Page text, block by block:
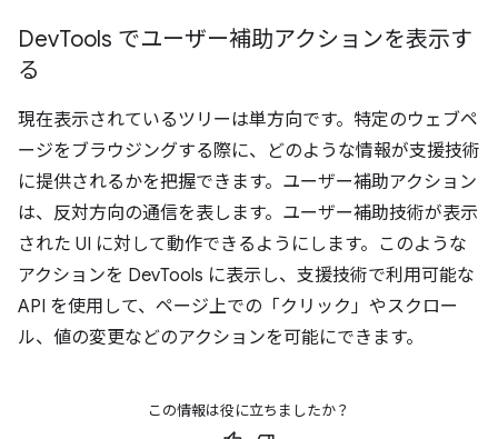
DevTools でユーザー補助アクションを表示す
る
現在表示されているツリーは単方向です。特定のウェブペ
ージをブラウジングする際に、どのような情報が支援技術
に提供されるかを把握できます。ユーザー補助アクション
は、反対方向の通信を表します。ユーザー補助技術が表示
された UI に対して動作できるようにします。このような
アクションを DevTools に表示し、支援技術で利用可能な
API を使用して、ページ上での「クリック」やスクロー
ル、値の変更などのアクションを可能にできます。
この情報は役に立ちましたか？